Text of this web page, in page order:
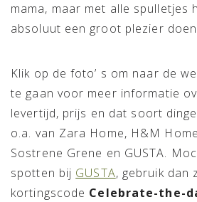
mama, maar met alle spulletjes
absoluut een groot plezier
Klik op de foto’ s om naar de
te gaan voor meer informatie
levertijd, prijs en dat soort
o.a. van Zara Home, H&M
Sostrene Grene en GUSTA.
spotten bij GUSTA, gebruik dan
kortingscode Celebrate-the-